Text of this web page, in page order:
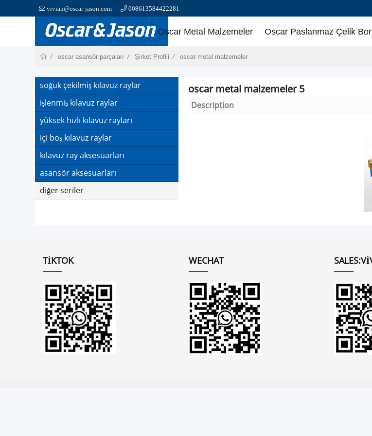
vivian@oscar-jason.com 008613584422281
Oscar Metal Malzemeler Oscar Paslanmaz Çelik
oscar asansör parçaları Şirket Profili oscar metal malzemeler
soğuk çekilmiş kılavuz raylar
işlenmiş kılavuz raylar
yüksek hızlı kılavuz rayları
içi boş kılavuz raylar
kılavuz ray aksesuarları
asansör aksesuarları
diğer seriler
oscar metal malzemeler 5
Description
TIKTOK WECHAT